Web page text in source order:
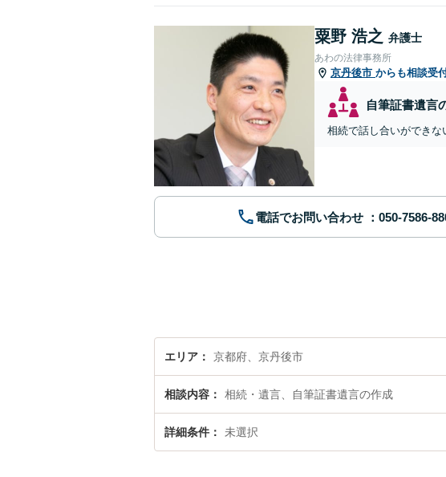
粟野 浩之 弁護士
あわの法律事務所
京丹後市 からも相談受
自筆証書遺言
相続で話し合いができな
電話でお問い合わせ
エリア 京都府、京丹後市
相談内容 相続・遺言、自筆証書遺言の作成
詳細条件 未選択